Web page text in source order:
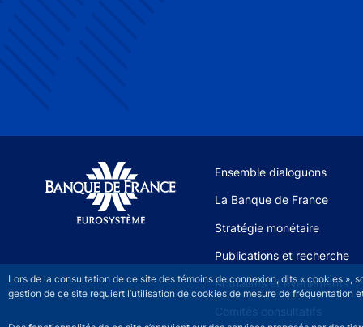
Lors de la consultation de ce site des témoins de connexion, dits « cookies
gestion de ce site requiert l’utilisation de cookies de mesure de
Site navigation
Ensemble dialoguons
La Banque de France
Stratégie monétaire
Publications et recherche
Actualités et événements
Comités consultatifs